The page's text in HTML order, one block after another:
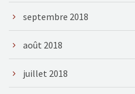
septembre 2018
août 2018
juillet 2018